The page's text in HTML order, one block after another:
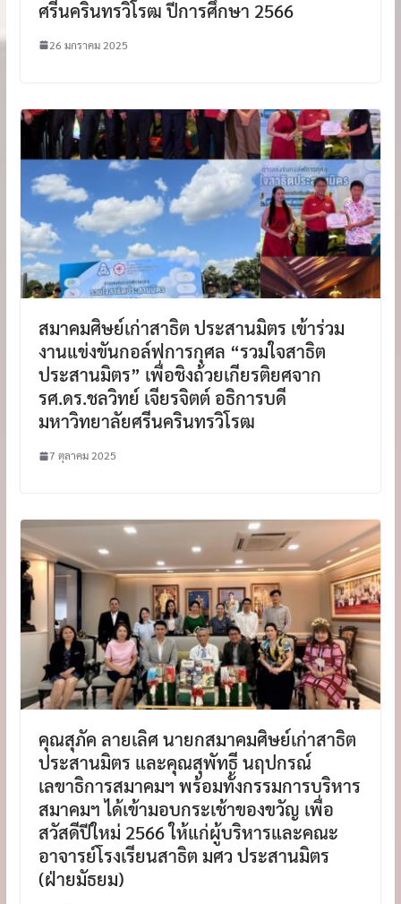
ศรีนครินทรวิโรฒ ปีการศึกษา 2566
26 มกราคม 2025
สมาคมศิษย์เก่าสาธิต ประสานมิตร เข้าร่วม
งานแข่งขันกอล์ฟการกุศล “รวมใจสาธิต
ประสานมิตร” เพื่อชิงถ้วยเกียรติยศจาก
รศ.ดร.ชลวิทย์ เจียรจิตต์ อธิการบดี
มหาวิทยาลัยศรีนครินทรวิโรฒ
7 ตุลาคม 2025
คุณสุภัค ลายเลิศ นายกสมาคมศิษย์เก่าสาธิต
ประสานมิตร และคุณสุพัทธี นฤปกรณ์
เลขาธิการสมาคมฯ พร้อมทั้งกรรมการบริหาร
สมาคมฯ ได้เข้ามอบกระเช้าของขวัญ เพื่อ
สวัสดีปีใหม่ 2566 ให้แก่ผู้บริหารและคณะ
อาจารย์โรงเรียนสาธิต มศว ประสานมิตร
(ฝ่ายมัธยม)